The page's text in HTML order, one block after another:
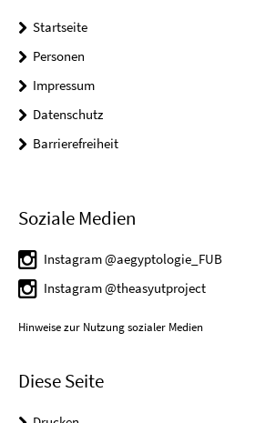
Startseite
Personen
Impressum
Datenschutz
Barrierefreiheit
Soziale Medien
Instagram @aegyptologie_FUB
Instagram @theasyutproject
Hinweise zur Nutzung sozialer Medien
Diese Seite